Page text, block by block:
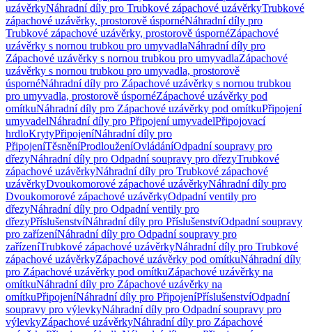
uzávěrkyNáhradní díly pro Trubkové zápachové uzávěrkyTrubkové
zápachové uzávěrky, prostorově úspornéNáhradní díly pro
Trubkové zápachové uzávěrky, prostorově úspornéZápachové
uzávěrky s nornou trubkou pro umyvadlaNáhradní díly pro
Zápachové uzávěrky s nornou trubkou pro umyvadlaZápachové
uzávěrky s nornou trubkou pro umyvadla, prostorově
úspornéNáhradní díly pro Zápachové uzávěrky s nornou trubkou
pro umyvadla, prostorově úspornéZápachové uzávěrky pod
omítkuNáhradní díly pro Zápachové uzávěrky pod omítkuPřipojení
umyvadelNáhradní díly pro Připojení umyvadelPřipojovací
hrdloKrytyPřipojeníNáhradní díly pro
PřipojeníTěsněníProdlouženíOvládáníOdpadní soupravy pro
dřezyNáhradní díly pro Odpadní soupravy pro dřezyTrubkové
zápachové uzávěrkyNáhradní díly pro Trubkové zápachové
uzávěrkyDvoukomorové zápachové uzávěrkyNáhradní díly pro
Dvoukomorové zápachové uzávěrkyOdpadní ventily pro
dřezyNáhradní díly pro Odpadní ventily pro
dřezyPříslušenstvíNáhradní díly pro PříslušenstvíOdpadní soupravy
pro zařízeníNáhradní díly pro Odpadní soupravy pro
zařízeníTrubkové zápachové uzávěrkyNáhradní díly pro Trubkové
zápachové uzávěrkyZápachové uzávěrky pod omítkuNáhradní díly
pro Zápachové uzávěrky pod omítkuZápachové uzávěrky na
omítkuNáhradní díly pro Zápachové uzávěrky na
omítkuPřipojeníNáhradní díly pro PřipojeníPříslušenstvíOdpadní
soupravy pro výlevkyNáhradní díly pro Odpadní soupravy pro
výlevkyZápachové uzávěrkyNáhradní díly pro Zápachové